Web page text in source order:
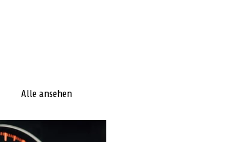
Alle ansehen